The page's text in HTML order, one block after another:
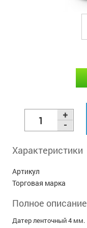
Характеристики
Артикул
Торговая марка
Полное описание
Датер ленточный 4 мм.